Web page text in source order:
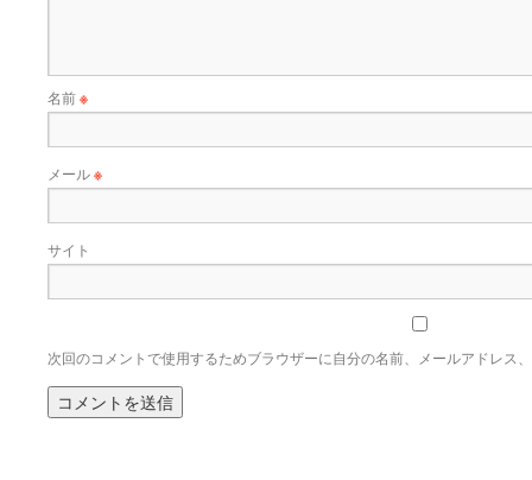
名前※
メール※
サイト
次回のコメントで使用するためブラウザーに自分の名前、メールアドレス